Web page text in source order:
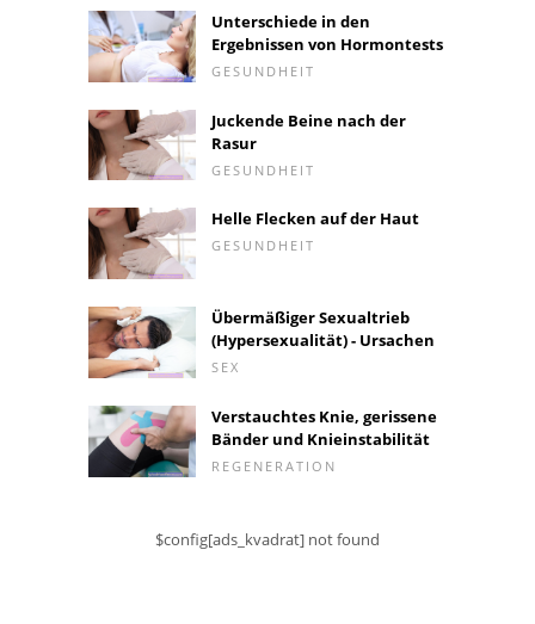
Unterschiede in den
Ergebnissen von Hormontests
GESUNDHEIT
Juckende Beine nach der
Rasur
GESUNDHEIT
Helle Flecken auf der Haut
GESUNDHEIT
Übermäßiger Sexualtrieb
(Hypersexualität) - Ursachen
SEX
Verstauchtes Knie, gerissene
Bänder und Knieinstabilität
REGENERATION
$config[ads_kvadrat] not found